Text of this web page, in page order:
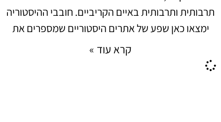
תרבותית ותרבותית באיים הקריביים. חובבי ההיסטוריה
ימצאו כאן שפע של אתרים היסטוריים שמספרים את
קרא עוד »